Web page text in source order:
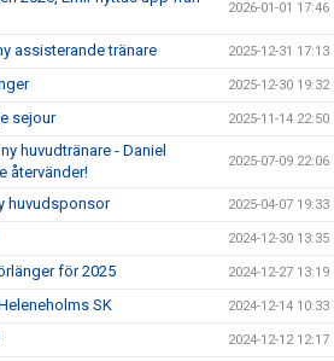
2026-01-01 17:46
assisterande tränare 2025-12-31 17:13
2025-12-30 19:32
sejour 2025-11-14 22:50
huvudtränare - Daniel
återvänder!
2025-07-09 22:06
huvudsponsor 2025-04-07 19:33
2024-12-30 13:35
för 2025 2024-12-27 13:19
SK 2024-12-14 10:33
2024-12-12 12:17